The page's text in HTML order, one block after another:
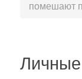
помешают
Личные